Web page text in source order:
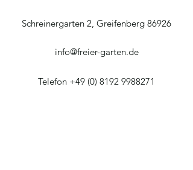
Schreinergarten 2, Greifenberg 86926
info@freier-garten.de
Telefon +49 (0) 8192 9988271